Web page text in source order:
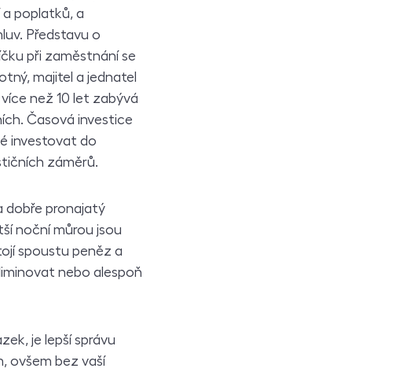
a poplatků, a
Představu o
při zaměstnání se
majitel a jednatel
než 10 let zabývá
Časová investice
investovat do
záměrů.
dobře pronajatý
noční můrou jsou
spoustu peněz a
nebo alespoň
je lepší správu
ovšem bez vaší